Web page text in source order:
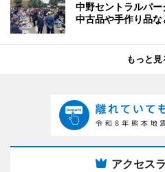
中野セントラルパ
中古品や手作り品な
もっと見
アクセス